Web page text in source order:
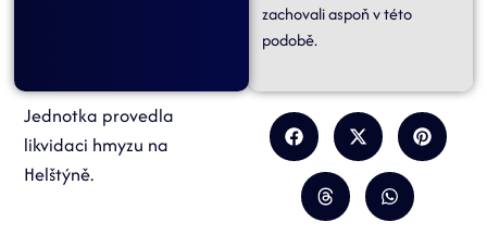
zachovali aspoň v této
podobě.
Jednotka provedla
likvidaci hmyzu na
Helštýně.